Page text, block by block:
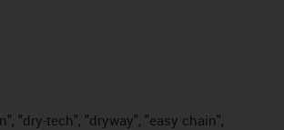
"dry-tech", "dryway", "easy chain",